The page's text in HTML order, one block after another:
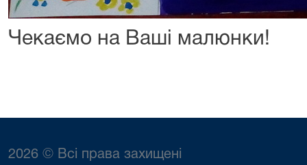
Чекаємо на Ваші малюнки!
2026 © Всі права захищені